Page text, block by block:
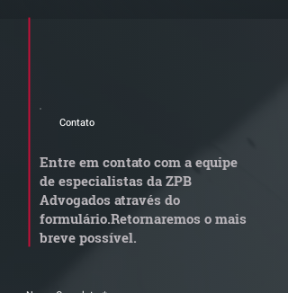
Grupo de Estudos ZPB -
Contato
Entre em contato com a equipe
de especialistas da ZPB
Advogados através do
formulário.Retornaremos o mais
breve possível.